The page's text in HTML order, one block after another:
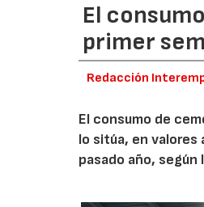
El
primer
Redacción
El consumo de
lo sitúa, en
pasado año,